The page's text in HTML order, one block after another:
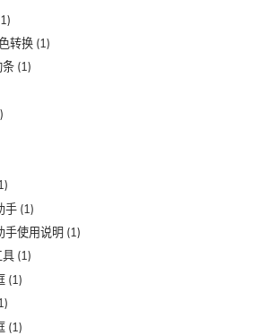
转换 (1)
条 (1)
手 (1)
手使用说明 (1)
(1)
(1)
(1)